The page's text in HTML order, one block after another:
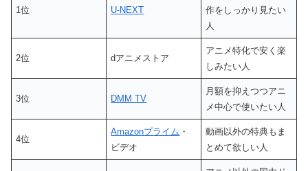
1位 U-NEXT
作をしっかり見たい
人
2位 dアニメストア
アニメ特化で安く楽
しみたい人
3位 DMM TV
月額を抑えつつアニ
メ中心で使いたい人
4位
Amazonプライム ・
ビデオ
動画以外の特典もま
とめて欲しい人